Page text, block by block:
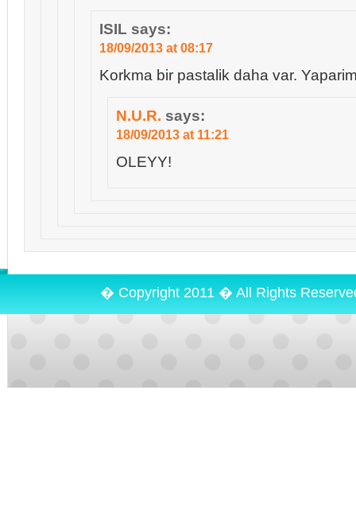
ISIL says:
18/09/2013 at 08:17
Korkma bir pastalik daha var.
N.U.R. says:
18/09/2013 at 11:21
OLEYY!
� Copyright 2011 � All Rights